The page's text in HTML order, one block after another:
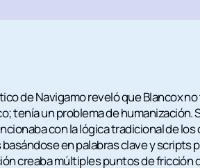
de Navigamo reveló que Blancox
tenía un problema de humanización.
con la lógica tradicional de
en palabras clave y scripts
creaba múltiples puntos de fricción